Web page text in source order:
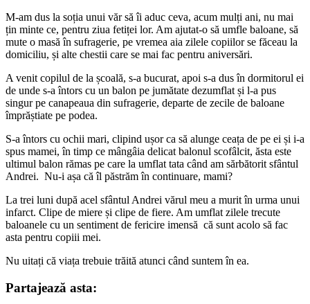
M-am dus la soția unui văr să îi aduc ceva, acum mulți ani, nu mai
țin minte ce, pentru ziua fetiței lor. Am ajutat-o să umfle baloane, să
mute o masă în sufragerie, pe vremea aia zilele copiilor se făceau la
domiciliu, și alte chestii care se mai fac pentru aniversări.
A venit copilul de la școală, s-a bucurat, apoi s-a dus în dormitorul ei
de unde s-a întors cu un balon pe jumătate dezumflat și l-a pus
singur pe canapeaua din sufragerie, departe de zecile de baloane
împrăștiate pe podea.
S-a întors cu ochii mari, clipind ușor ca să alunge ceața de pe ei și i-a
spus mamei, în timp ce mângâia delicat balonul scofâlcit, ăsta este
ultimul balon rămas pe care la umflat tata când am sărbătorit sfântul
Andrei. Nu-i așa că îl păstrăm în continuare, mami?
La trei luni după acel sfântul Andrei vărul meu a murit în urma unui
infarct. Clipe de miere și clipe de fiere. Am umflat zilele trecute
baloanele cu un sentiment de fericire imensă că sunt acolo să fac
asta pentru copiii mei.
Nu uitați că viața trebuie trăită atunci când suntem în ea.
Partajează asta: